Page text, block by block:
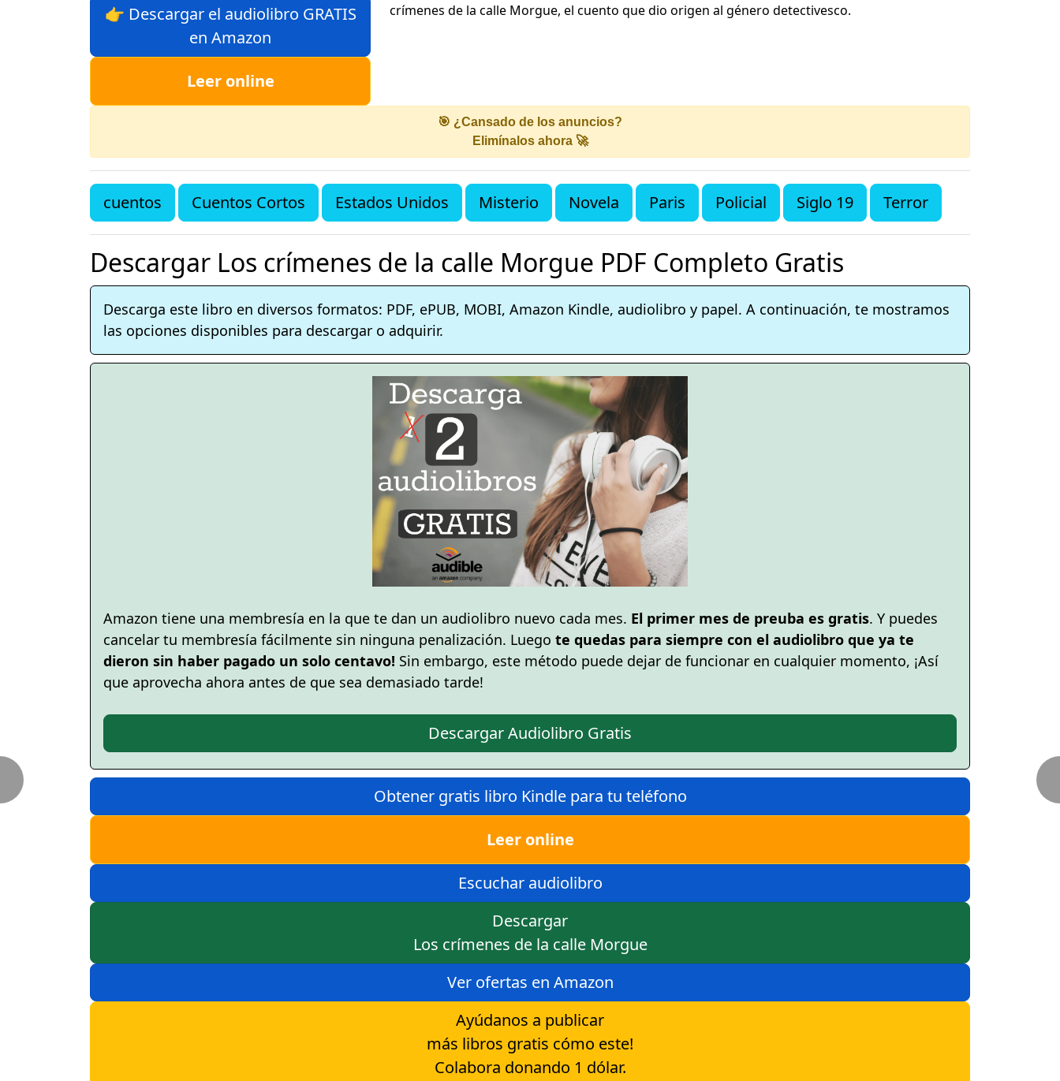
👉 Descargar el audiolibro GRATIS
en Amazon
Leer online
crímenes de la calle Morgue, el cuento que dio origen al género detectivesco.
🎯 ¿Cansado de los anuncios?
Elimínalos ahora 🚀
cuentos Cuentos Cortos Estados Unidos Misterio Novela Paris Policial Siglo 19 Terror
Descargar Los crímenes de la calle Morgue PDF Completo Gratis
Descarga este libro en diversos formatos: PDF, ePUB, MOBI, Amazon Kindle, audiolibro y papel. A continuación, te mostramos
las opciones disponibles para descargar o adquirir.
Amazon tiene una membresía en la que te dan un audiolibro nuevo cada mes. El primer mes de preuba es gratis. Y puedes
cancelar tu membresía fácilmente sin ninguna penalización. Luego te quedas para siempre con el audiolibro que ya te
dieron sin haber pagado un solo centavo! Sin embargo, este método puede dejar de funcionar en cualquier momento, ¡Así
que aprovecha ahora antes de que sea demasiado tarde!
Descargar Audiolibro Gratis
Obtener gratis libro Kindle para tu teléfono
Leer online
Escuchar audiolibro
Descargar
Los crímenes de la calle Morgue
Ver ofertas en Amazon
Ayúdanos a publicar
más libros gratis cómo este!
Colabora donando 1 dólar.